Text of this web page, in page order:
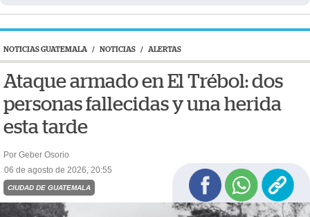
NOTICIAS GUATEMALA / NOTICIAS / ALERTAS
Ataque armado en El Trébol: dos
personas fallecidas y una herida
esta tarde
Por Geber Osorio
06 de agosto de 2026, 20:55
CIUDAD DE GUATEMALA